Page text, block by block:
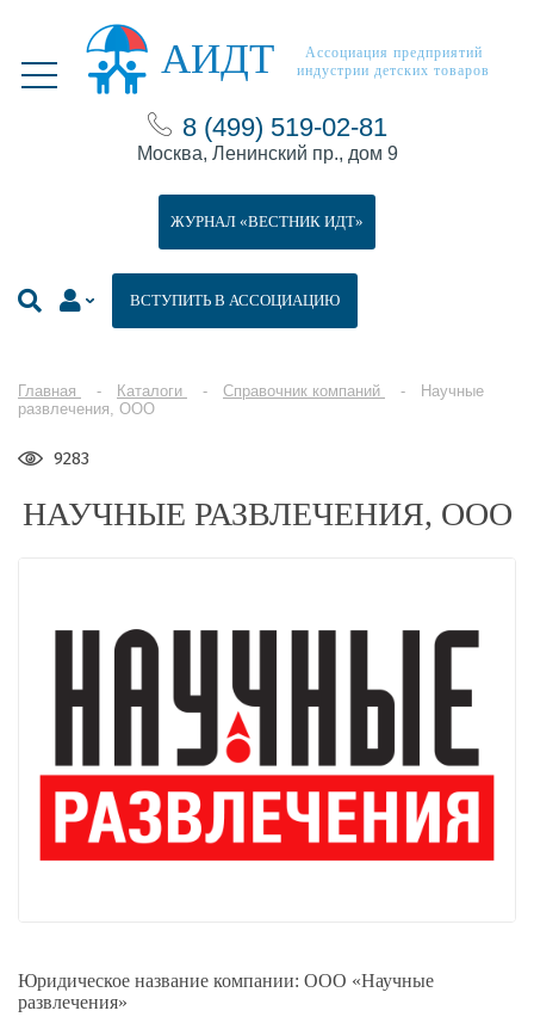
АИДТ
Ассоциация предприятий
индустрии детских товаров
8 (499) 519-02-81
Москва, Ленинский пр., дом 9
ВСТУПИТЬ В АССОЦИАЦИЮ
ЖУРНАЛ «ВЕСТНИК ИДТ»
Главная Каталоги Справочник компаний
Научные
развлечения, ООО
9283
НАУЧНЫЕ РАЗВЛЕЧЕНИЯ, ООО
Юридическое название компании: ООО «Научные
развлечения»